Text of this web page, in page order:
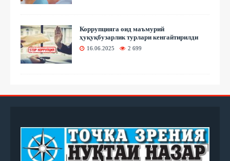
Коррупцияга оид маъмурий
ҳуқуқбузарлик турлари кенгайтирилди
16.06.2025 2 699